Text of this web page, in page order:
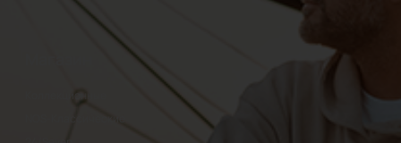
Коллекционные